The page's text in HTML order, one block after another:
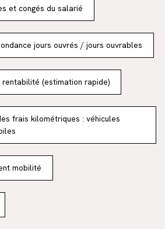
et congés du salarié
jours ouvrés / jours ouvrables
rentabilité (estimation rapide)
frais kilométriques : véhicules
mobilité